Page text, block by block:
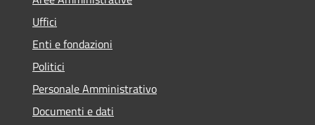
Uffici
Enti e fondazioni
Politici
Personale Amministrativo
Documenti e dati